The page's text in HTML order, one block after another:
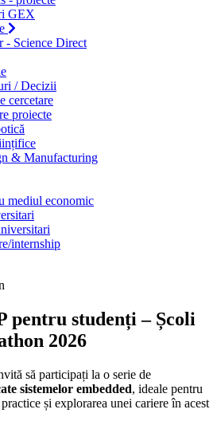
GEX
- Science Direct
/ Decizii
cercetare
proiecte
& Manufacturing
mediul economic
internship
pentru studenți – Școli
2026
să participați la o serie de
sistemelor embedded, ideale pentru
și explorarea unei cariere în acest